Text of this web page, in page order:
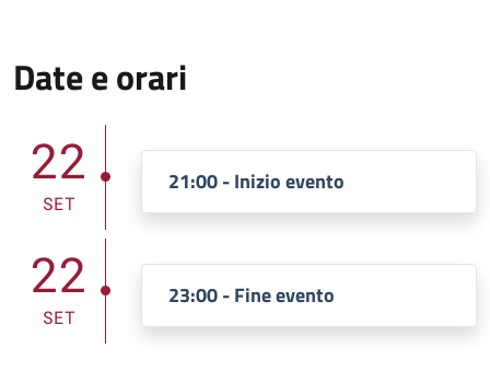
Date e orari
22
SET
21:00 - Inizio evento
22
SET
23:00 - Fine evento